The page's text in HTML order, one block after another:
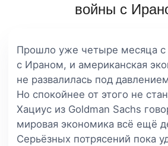
войны с
Прошло уже четыре месяца с
с Ираном, и американская
не развалилась под
Но спокойнее от этого не
Хациус из Goldman Sachs
мировая экономика всё ещё
Серьёзных потрясений пока